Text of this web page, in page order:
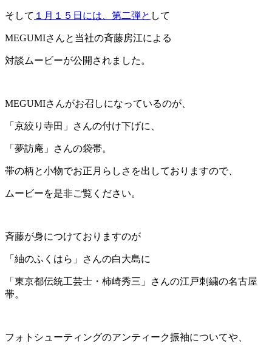
そして １月１５日には、第二弾と して
MEGUMIさんと当社の斉藤房江による
対談ムービーが公開されました。
MEGUMIさんがお召しになっているのが、
「京絞り寺田」さんの付け下げに、
「夢訪庵」さんの袋帯。
帯の柄と小物でお正月らしさを出しておりますので、
ムービーを是非ご覧ください。
斉藤が身につけておりますのが
「紬のふくはら」さんの白大島に
「東京都伝統工芸士・柿崎秀三」さんの江戸刺繍の名古屋
帯。
フォトシューティングのアンティーク振袖についてや、